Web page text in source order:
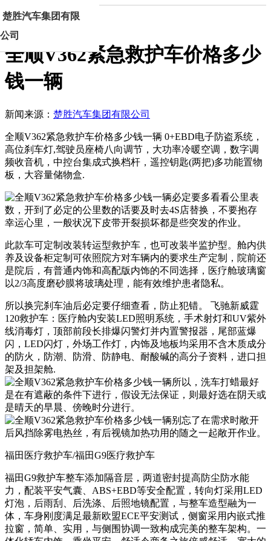
楚胜汽车集团有限
公司
首页 新闻正文
全顺V362紧急救护车价格多少
钱一辆
新闻来源： 楚胜汽车集团有限公司
全顺V362紧急救护车价格多少钱一辆 0+EBD电子防盗系统，
高位刹车灯,驾驶员座椅八向调节，大功率冷暖空调，数字调
频收音机，中控台集成式换档杆，遥控钥匙(两把)多功能置物
板，大容量储物盒.
此款车可定制改装转运型救护车，也可改装半监护型。舱内供
养及设备柜定制可依照院方对车辆内的要求生产定制，院前还
是院后，有普通内饰和高配版内饰的不同选择，医疗舱玻璃窗
以2/3高度磨砂膜将玻璃处理，能有效维护患者隐私。
所以换完刹车油后必定要仔细查看，防止犯错。 飞驰新威霆
120救护车：医疗舱内安装LED照明系统，手术射灯和UV紫外
线消毒灯，顶部前段长排爆闪警灯并内置警报器，尾部蓝爆
闪，LED闪灯，外场工作灯，内饰及地板均采用不含木质成分
的防火，防潮、防滑、防静电、耐酸碱的高分子资料，进口担
架及担架舱.
福田医疗救护车/福田G9医疗救护车
福田G9救护车整车添加隔音层，两道密封提高防尘防水能
力，配装平安气囊、ABS+EBD等安全配置，转向灯采用LED
灯泡，后雨刮、后洗涤、后照地镜配置，与整车造型融为一
体，车身刚度满足最新欧盟ECE平安测试，侧窗采用内嵌式推
拉窗，简单、实用，与侧围协调一致构成完美的整车架构。一